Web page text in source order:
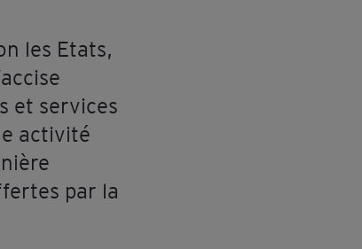
les Etats,
et services
activité
par la